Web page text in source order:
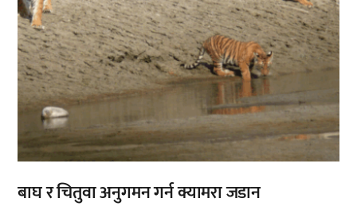
बाघ र चितुवा अनुगमन गर्न क्यामरा जडान